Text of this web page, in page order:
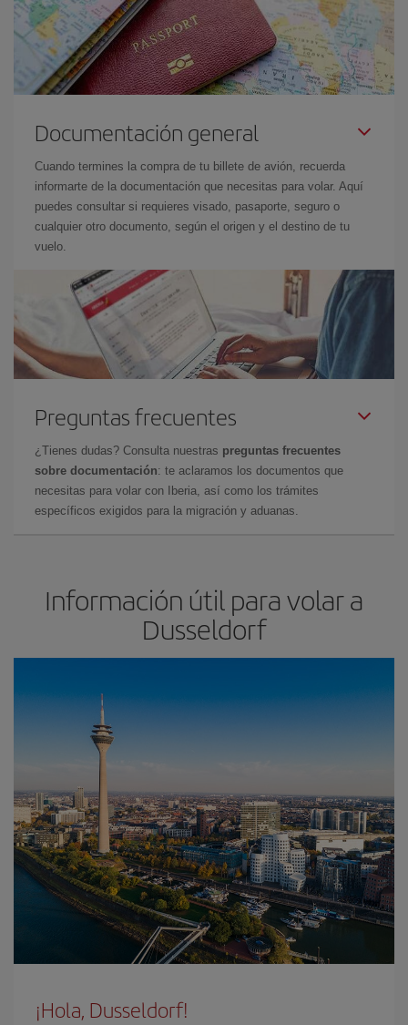
Documentación general
Cuando termines la compra de tu billete de avión, recuerda
informarte de la documentación que necesitas para volar. Aquí
puedes consultar si requieres visado, pasaporte, seguro o
cualquier otro documento, según el origen y el destino de tu
vuelo.
Preguntas frecuentes
¿Tienes dudas? Consulta nuestras preguntas frecuentes
sobre documentación: te aclaramos los documentos que
necesitas para volar con Iberia, así como los trámites
específicos exigidos para la migración y aduanas.
Información útil para volar a
Dusseldorf
¡Hola, Dusseldorf!